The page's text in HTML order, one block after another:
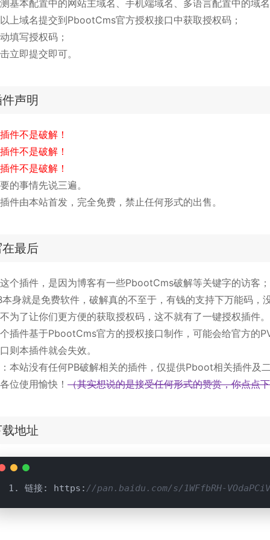
基本配置中的网站主域名、手机端域名、多语言配置中的域
上域名提交到PbootCms官方授权接口中获取授权码；
填写授权码；
立即提交即可。
声明
件不是破解！
件不是破解！
件不是破解！
的事情先说三遍。
件由本站首发，完全免费，禁止任何形式的出售。
最后
个插件，是因为博客有一些PbootCms破解等关键字的访客；
本身就是免费软件，破解真的不至于，有钱的支持下万能码，
为了让你们更方便的获取授权码，这不就有了一键授权插件。
插件基于PbootCms官方的授权接口制作，可能会给官方的
则本插件就会失效。
本站没有任何PB破解相关的插件，仅提供Pboot相关插件及
位使用愉快！ （其实想说的是接受任何形式的赞赏，你点点
地址
链接: https: //pan.baidu.com/s/1WFfbRH-